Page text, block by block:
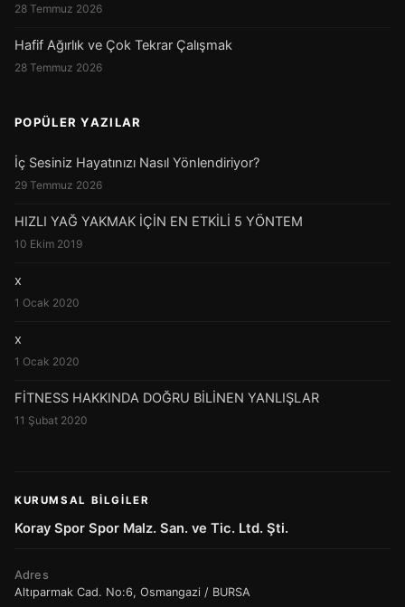
28 Temmuz 2026
Hafif Ağırlık ve Çok Tekrar Çalışmak
28 Temmuz 2026
POPÜLER YAZILAR
İç Sesiniz Hayatınızı Nasıl Yönlendiriyor?
29 Temmuz 2026
HIZLI YAĞ YAKMAK İÇİN EN ETKİLİ 5 YÖNTEM
10 Ekim 2019
x
1 Ocak 2020
x
1 Ocak 2020
FİTNESS HAKKINDA DOĞRU BİLİNEN YANLIŞLAR
11 Şubat 2020
KURUMSAL BILGILER
Koray Spor Spor Malz. San. ve Tic. Ltd. Şti.
Adres
Altıparmak Cad. No:6, Osmangazi / BURSA